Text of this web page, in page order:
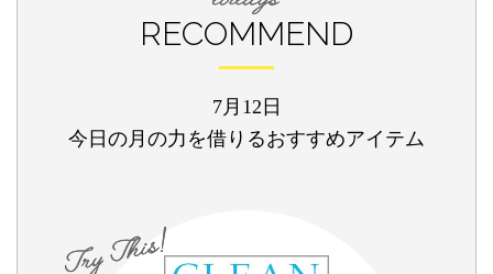
RECOMMEND
7月12日
今日の月の力を借りるおすすめアイテム